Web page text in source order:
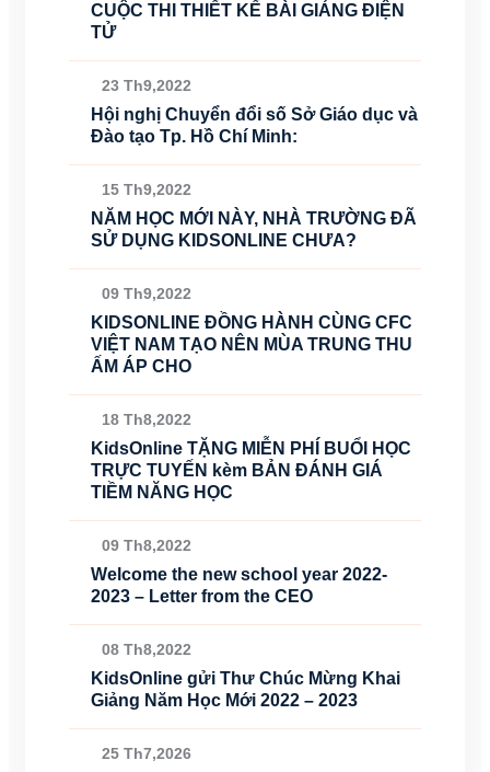
CUỘC THI THIẾT KẾ BÀI GIẢNG ĐIỆN
TỬ
23 Th9,2022
Hội nghị Chuyển đổi số Sở Giáo dục và
Đào tạo Tp. Hồ Chí Minh:
15 Th9,2022
NĂM HỌC MỚI NÀY, NHÀ TRƯỜNG ĐÃ
SỬ DỤNG KIDSONLINE CHƯA?
09 Th9,2022
KIDSONLINE ĐỒNG HÀNH CÙNG CFC
VIỆT NAM TẠO NÊN MÙA TRUNG THU
ẤM ÁP CHO
18 Th8,2022
KidsOnline TẶNG MIỄN PHÍ BUỔI HỌC
TRỰC TUYẾN kèm BẢN ĐÁNH GIÁ
TIỀM NĂNG HỌC
09 Th8,2022
Welcome the new school year 2022-
2023 – Letter from the CEO
08 Th8,2022
KidsOnline gửi Thư Chúc Mừng Khai
Giảng Năm Học Mới 2022 – 2023
25 Th7,2026